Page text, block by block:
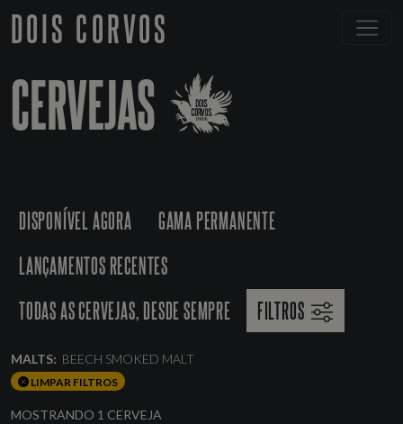
DOIS CORVOS
CERVEJAS
DISPONÍVEL AGORA
GAMA PERMANENTE
LANÇAMENTOS RECENTES
TODAS AS CERVEJAS, DESDE SEMPRE
FILTROS
MALTS: BEECH SMOKED MALT
LIMPAR FILTROS
MOSTRANDO 1 CERVEJA